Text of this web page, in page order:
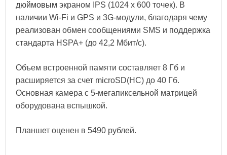
дюймовым экраном IPS (1024 х 600 точек). В
наличии Wi-Fi и GPS и 3G-модули, благодаря чему
реализован обмен сообщениями SMS и поддержка
стандарта HSPA+ (до 42,2 Мбит/с).
Объем встроенной памяти составляет 8 Гб и
расширяется за счет microSD(HC) до 40 Гб.
Основная камера с 5-мегапиксельной матрицей
оборудована вспышкой.
Планшет оценен в 5490 рублей.